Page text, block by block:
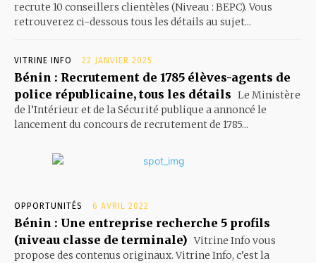
recrute 10 conseillers clientèles (Niveau : BEPC). Vous
retrouverez ci-dessous tous les détails au sujet...
VITRINE INFO 22 JANVIER 2025
Bénin : Recrutement de 1785 élèves-agents de
police républicaine, tous les détails Le Ministère
de l’Intérieur et de la Sécurité publique a annoncé le
lancement du concours de recrutement de 1785...
OPPORTUNITÉS 6 AVRIL 2022
Bénin : Une entreprise recherche 5 profils
(niveau classe de terminale) Vitrine Info vous
propose des contenus originaux. Vitrine Info, c’est la